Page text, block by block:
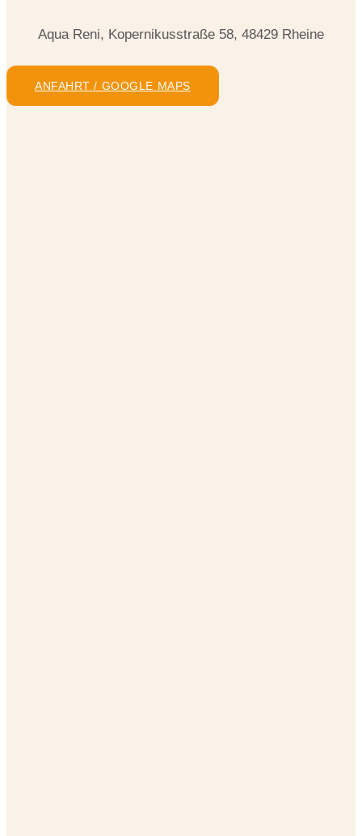
Aqua Reni, Kopernikusstraße 58, 48429 Rheine
ANFAHRT / GOOGLE MAPS